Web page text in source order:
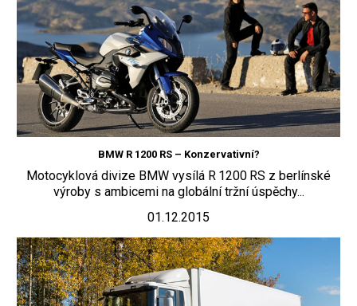
BMW R 1200 RS – Konzervativní?
Motocyklová divize BMW vysílá R 1200 RS z berlínské
výroby s ambicemi na globální tržní úspěchy...
01.12.2015